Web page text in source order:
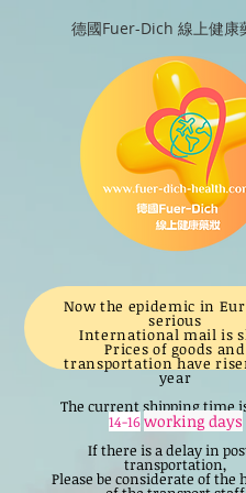
德國Fuer-Dich 線上健康
Now the epidemic in
serious
International mail is
Prices of goods and
transportation have
year
The current shipping time
14-16working days
If there is a delay in
transportation,
Please be considerate of the